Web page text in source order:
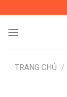
content
TRANG CHỦ /